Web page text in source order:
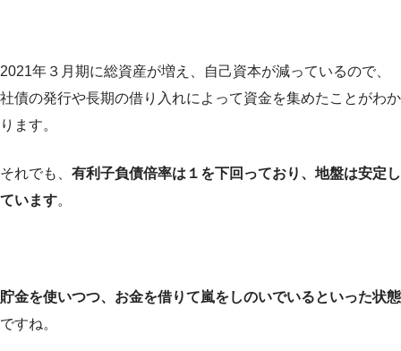
2021年３月期に総資産が増え、自己資本が減っているので、
社債の発行や長期の借り入れによって資金を集めたことがわか
ります。
それでも、 有利子負債倍率は１を下回っており、地盤は安定し
ています。
貯金を使いつつ、お金を借りて嵐をしのいでいるといった状態
ですね。